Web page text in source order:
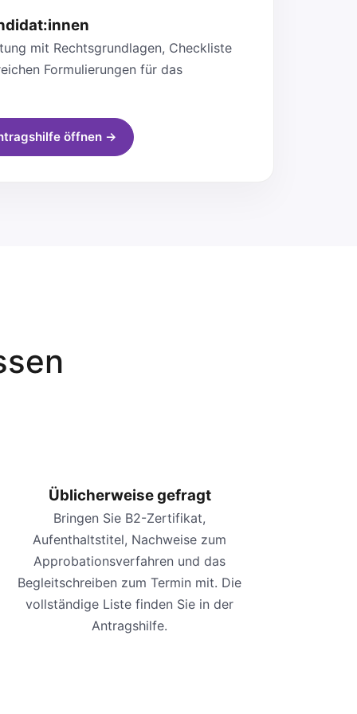
mit Rechtsgrundlagen, Checkliste
Formulierungen für das
öffnen →
Üblicherweise gefragt
Bringen Sie B2-Zertifikat,
Aufenthaltstitel, Nachweise zum
Approbationsverfahren und das
Begleitschreiben zum Termin mit. Die
vollständige Liste finden Sie in der
Antragshilfe.